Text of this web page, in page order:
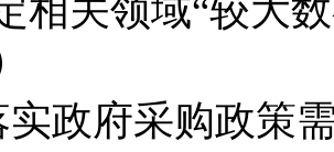
相关领域“较大
实政府采购政策